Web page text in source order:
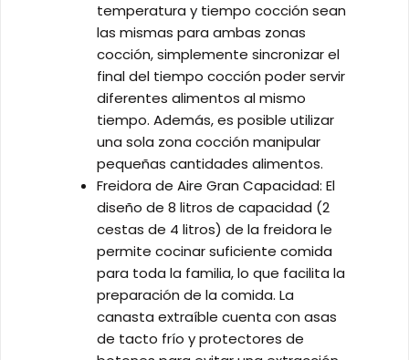
temperatura y tiempo cocción sean
las mismas para ambas zonas
cocción, simplemente sincronizar el
final del tiempo cocción poder servir
diferentes alimentos al mismo
tiempo. Además, es posible utilizar
una sola zona cocción manipular
pequeñas cantidades alimentos.
Freidora de Aire Gran Capacidad: El
diseño de 8 litros de capacidad (2
cestas de 4 litros) de la freidora le
permite cocinar suficiente comida
para toda la familia, lo que facilita la
preparación de la comida. La
canasta extraíble cuenta con asas
de tacto frío y protectores de